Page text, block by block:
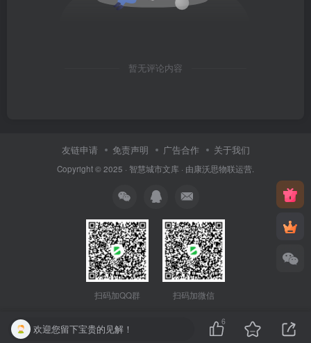
暂无评论内容
友链申请 免责声明 广告合作 关于我们
Copyright © 2025 · 智慧城市文库 · 由康沃思物联运营.
扫码加QQ群 扫码加微信
欢迎您留下宝贵的见解！
6